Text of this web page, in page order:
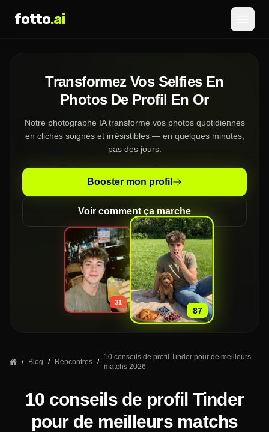
fotto.ai
CONNEXION INSCRIPTION
Transformez Vos Selfies En
Photos De Profil En Or
Notre photographe IA transforme vos photos quotidiennes
en clichés soignés et irrésistibles — en quelques minutes,
pas des jours.
Booster mon profil
Voir comment ça marche
31
»
87
/ Blog / Rencontres /
10 conseils de profil Tinder pour de meilleurs
matchs 2026
10 conseils de profil Tinder
pour de meilleurs matchs